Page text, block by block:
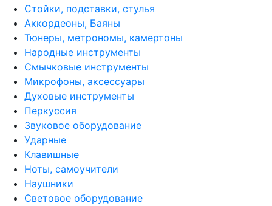
Стойки, подставки, стулья
Аккордеоны, Баяны
Тюнеры, метрономы, камертоны
Народные инструменты
Смычковые инструменты
Микрофоны, аксессуары
Духовые инструменты
Перкуссия
Звуковое оборудование
Ударные
Клавишные
Ноты, самоучители
Наушники
Световое оборудование